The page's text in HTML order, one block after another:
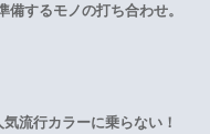
備するモノの打ち合わせ。
流行カラーに乗らない！